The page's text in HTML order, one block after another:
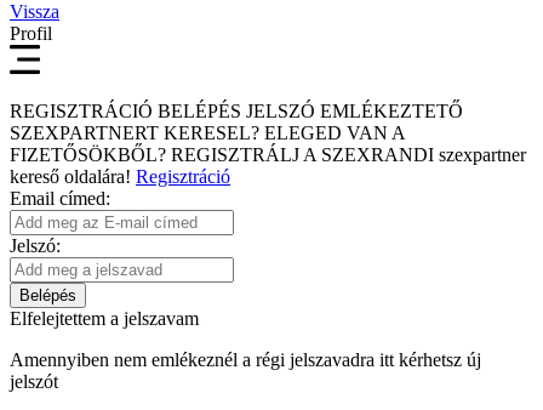
Vissza
Profil
REGISZTRÁCIÓ BELÉPÉS JELSZÓ EMLÉKEZTETŐ
SZEXPARTNERT KERESEL? ELEGED VAN A
FIZETŐSÖKBŐL? REGISZTRÁLJ A SZEXRANDI szexpartner
kereső oldalára! Regisztráció
Email címed:
Jelszó:
Belépés
Elfelejtettem a jelszavam
Amennyiben nem emlékeznél a régi jelszavadra itt kérhetsz új
jelszót